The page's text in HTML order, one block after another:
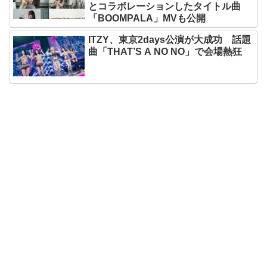
とコラボレーションしたタイトル曲
「BOOMPALA」MVも公開
ITZY、東京2days公演が大成功 話題
曲「THAT’S A NO NO」で会場熱狂